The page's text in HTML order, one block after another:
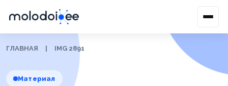
ГЛАВНАЯ IMG 2891
Материал